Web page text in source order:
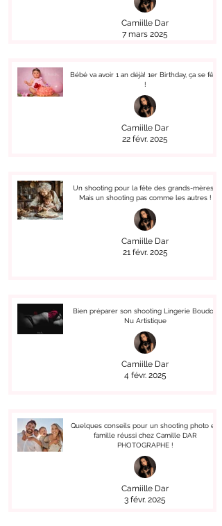
Camiille Dar
7 mars 2025
Bébé va avoir 1 an déjà! 1er Birthday, ça se fête
!
Camiille Dar
22 févr. 2025
Un shooting pour la fête des grands-mères !
Mais un shooting pas comme les autres !
Camiille Dar
21 févr. 2025
Bien préparer son shooting Lingerie Boudoir
Nu Artistique
Camiille Dar
4 févr. 2025
Quelques conseils pour un shooting photo en
famille réussi chez Camille DAR
PHOTOGRAPHE !
Camiille Dar
3 févr. 2025